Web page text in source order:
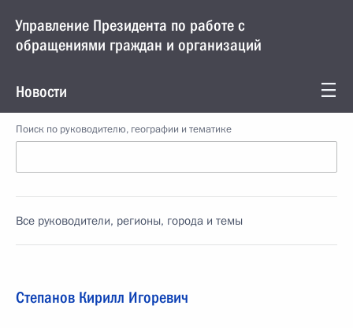
Управление Президента по работе с
обращениями граждан и организаций
Новости
Поиск по руководителю, географии и тематике
Все руководители, регионы, города и темы
Степанов Кирилл Игоревич